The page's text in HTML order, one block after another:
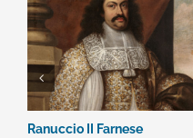
Ranuccio II Farnese